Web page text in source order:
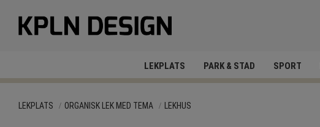
LEKPLATS PARK & STAD SPORT
LEKPLATS ORGANISK LEK MED TEMA LEKHUS